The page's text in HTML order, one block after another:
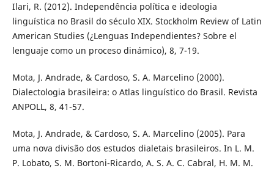
Ilari, R. (2012). Independência política e ideologia
linguística no Brasil do século XIX. Stockholm Review of Latin
American Studies (¿Lenguas Independientes? Sobre el
lenguaje como un proceso dinámico), 8, 7-19.
Mota, J. Andrade, & Cardoso, S. A. Marcelino (2000).
Dialectologia brasileira: o Atlas linguístico do Brasil. Revista
ANPOLL, 8, 41-57.
Mota, J. Andrade, & Cardoso, S. A. Marcelino (2005). Para
uma nova divisão dos estudos dialetais brasileiros. In L. M.
P. Lobato, S. M. Bortoni-Ricardo, A. S. A. C. Cabral, H. M. M.